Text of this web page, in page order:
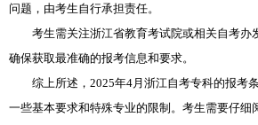
问题，由考生自行承担责任。
考生需关注浙江省教育考试院或相关自考办
确保获取最准确的报考信息和要求。
综上所述，2025年4月浙江自考专科的报考条
一些基本要求和特殊专业的限制。考生需要仔细